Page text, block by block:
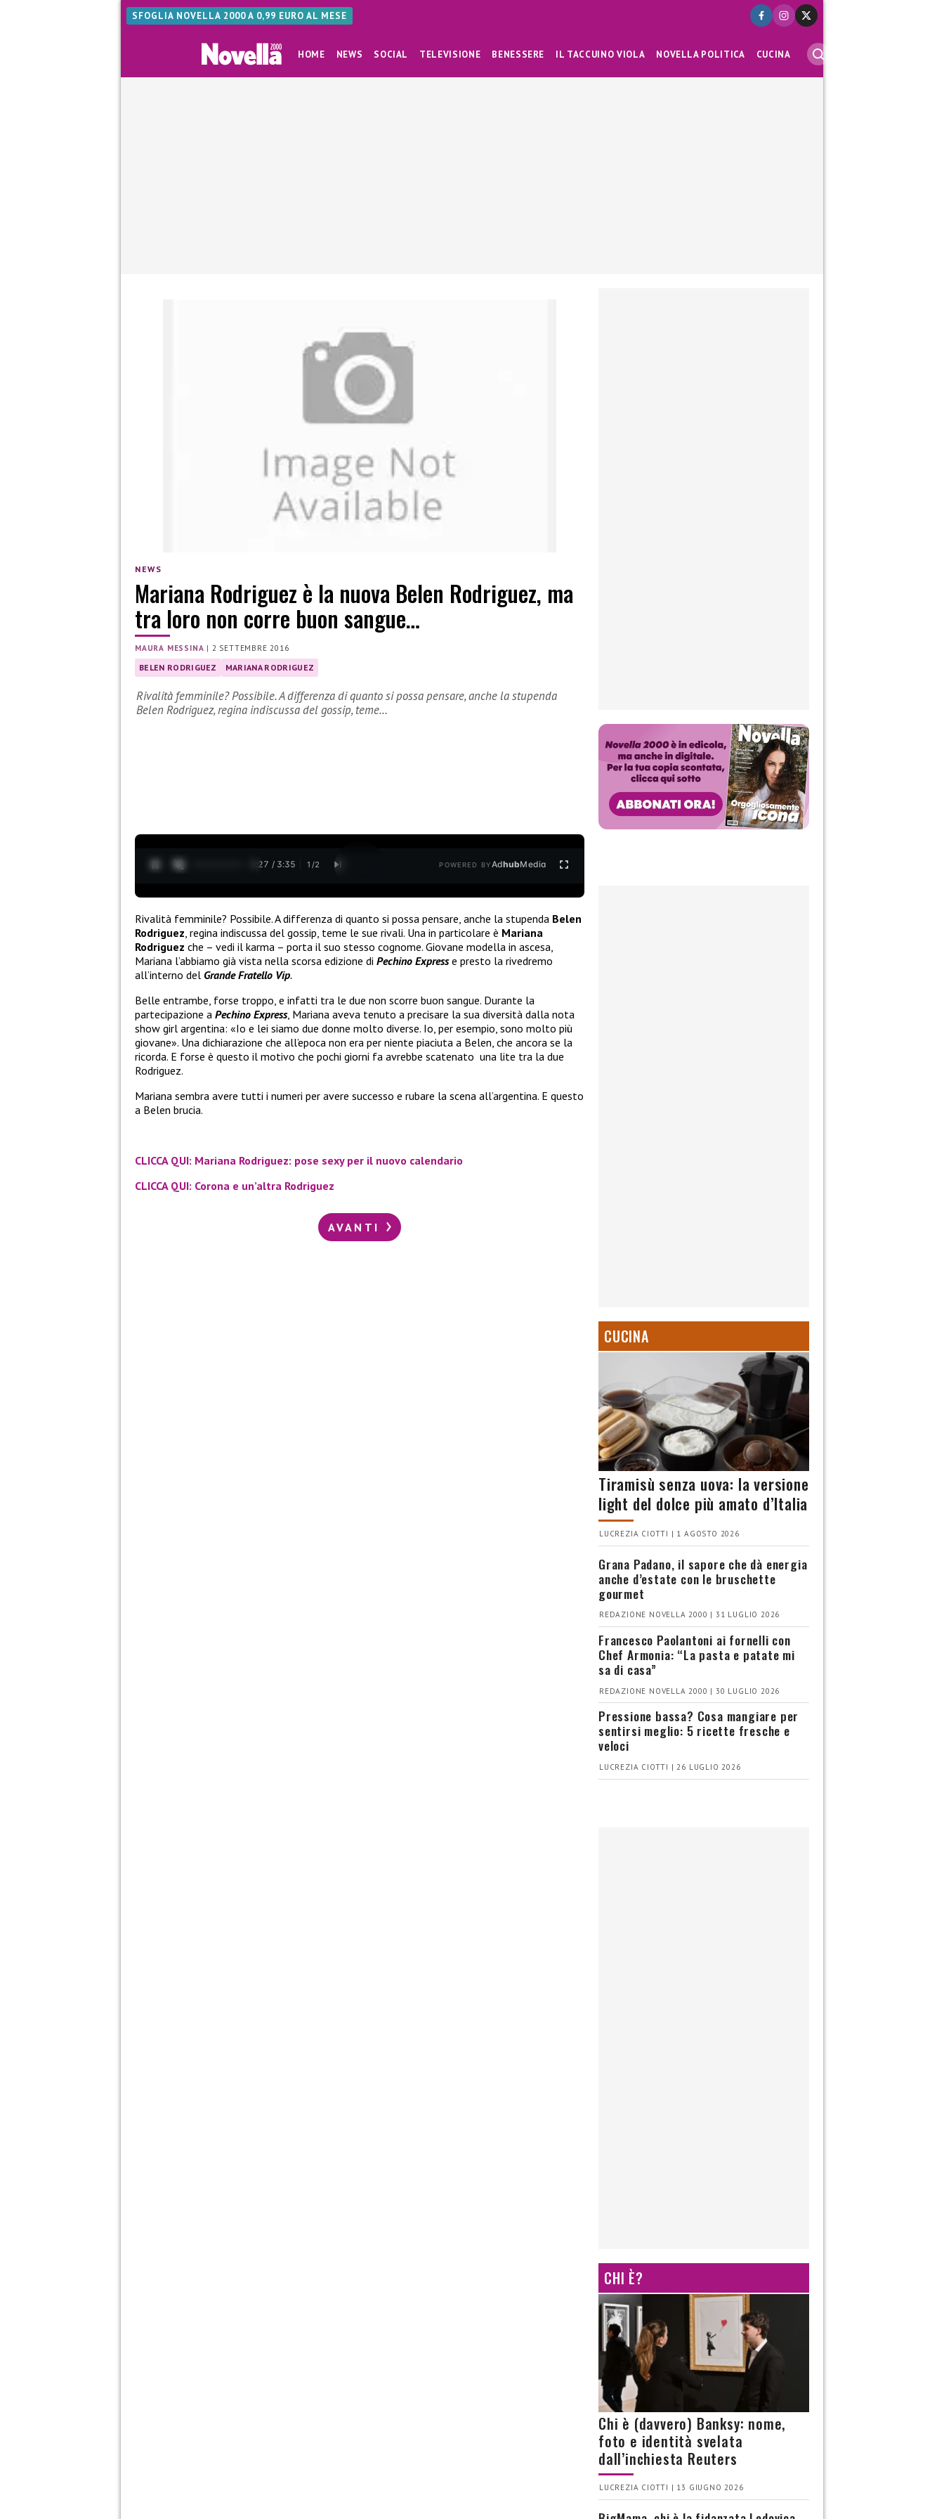
SFOGLIA NOVELLA 2000 A 0,99 EURO AL MESE
HOME NEWS SOCIAL TELEVISIONE BENESSERE IL TACCUINO VIOLA NOVELLA POLITICA CUCINA
NEWS
Mariana Rodriguez è la nuova Belen Rodriguez, ma
tra loro non corre buon sangue…
MAURA MESSINA | 2 SETTEMBRE 2016
BELEN RODRIGUEZ MARIANA RODRIGUEZ
Rivalità femminile? Possibile. A differenza di quanto si possa pensare, anche la stupenda
Belen Rodriguez, regina indiscussa del gossip, teme…
0:28 / 3:35 1 /2 POWERED BYAdhubMedia
Rivalità femminile? Possibile. A differenza di quanto si possa pensare, anche la stupenda Belen
Rodriguez , regina indiscussa del gossip, teme le sue rivali. Una in particolare è Mariana
Rodriguez che – vedi il karma – porta il suo stesso cognome. Giovane modella in ascesa,
Mariana l’abbiamo già vista nella scorsa edizione di Pechino Express e presto la rivedremo
all’interno del Grande Fratello Vip.
Belle entrambe, forse troppo, e infatti tra le due non scorre buon sangue. Durante la
partecipazione a Pechino Express, Mariana aveva tenuto a precisare la sua diversità dalla nota
show girl argentina: «Io e lei siamo due donne molto diverse. Io, per esempio, sono molto più
giovane». Una dichiarazione che all’epoca non era per niente piaciuta a Belen, che ancora se la
ricorda. E forse è questo il motivo che pochi giorni fa avrebbe scatenato una lite tra la due
Rodriguez.
Mariana sembra avere tutti i numeri per avere successo e rubare la scena all’argentina. E questo
a Belen brucia.
CLICCA QUI: Mariana Rodriguez: pose sexy per il nuovo calendario
CLICCA QUI: Corona e un’altra Rodriguez
AVANTI
CUCINA
Tiramisù senza uova: la versione
light del dolce più amato d’Italia
LUCREZIA CIOTTI | 1 AGOSTO 2026
Grana Padano, il sapore che dà energia
anche d’estate con le bruschette
gourmet
REDAZIONE NOVELLA 2000 | 31 LUGLIO 2026
Francesco Paolantoni ai fornelli con
Chef Armonia: “La pasta e patate mi
sa di casa”
REDAZIONE NOVELLA 2000 | 30 LUGLIO 2026
Pressione bassa? Cosa mangiare per
sentirsi meglio: 5 ricette fresche e
veloci
LUCREZIA CIOTTI | 26 LUGLIO 2026
CHI È?
Chi è (davvero) Banksy: nome,
foto e identità svelata
dall’inchiesta Reuters
LUCREZIA CIOTTI | 13 GIUGNO 2026